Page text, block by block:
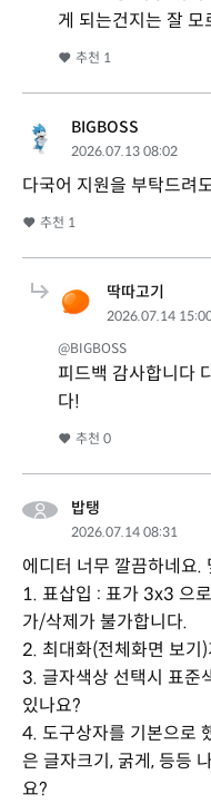
게 되는건지는 잘 모
추천 1
BIGBOSS
2026.07.13 08:02
다국어 지원을 부탁드려
추천 1
딱따고기
2026.07.14
@BIGBOSS
피드백 감사합니다
다!
추천 0
밥탱
2026.07.14 08:31
에디터 너무 깔끔하네요.
1. 표삽입 : 표가 3x3 으
가/삭제가 불가합니다.
2. 최대화(전체화면 보기
3. 글자색상 선택시 표준
있나요?
4. 도구상자를 기본으로
은 글자크기, 굵게, 등등
요?